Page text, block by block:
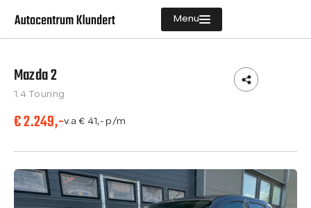
Menu
Over ons
Mazda 2
1.4 Touring
€ 2.249,-v.a € 41,- p/m